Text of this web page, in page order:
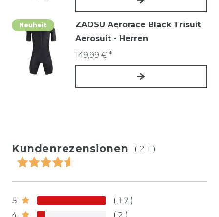
Neuheit
ZAOSU Aerorace Black Trisuit
Aerosuit - Herren
149,99 € *
Kundenrezensionen (21)
5
17
4
2